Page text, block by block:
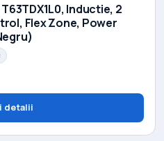
Inductie, 2
Flex Zone, Power
detalii